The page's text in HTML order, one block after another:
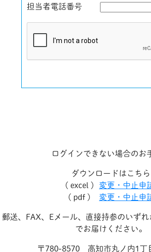
担当者電話番号
ログインできない場合のお
ダウンロードはこちら
( excel )
変更・中止申
( pdf )
変更・中止申
郵送、FAX、Eメール、直接持参のいず
でお届けください。
〒780-8570 高知市丸ノ内1丁